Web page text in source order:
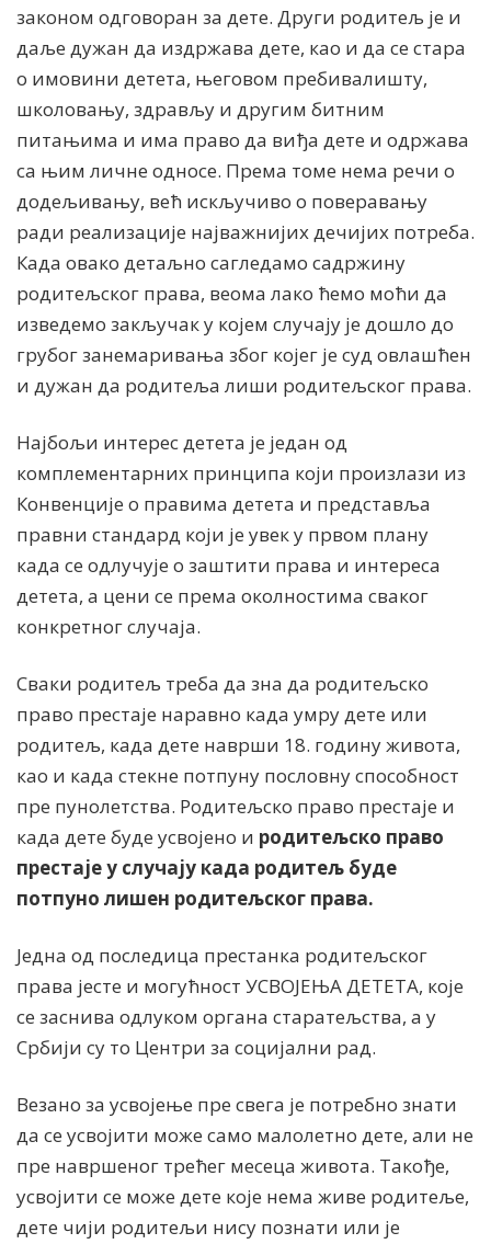
законом одговоран за дете. Други родитељ је и
даље дужан да издржава дете, као и да се стара
о имовини детета, његовом пребивалишту,
школовању, здрављу и другим битним
питањима и има право да виђа дете и одржава
са њим личне односе. Према томе нема речи о
додељивању, већ искључиво о поверавању
ради реализације најважнијих дечијих потреба.
Када овако детаљно сагледамо садржину
родитељског права, веома лако ћемо моћи да
изведемо закључак у којем случају је дошло до
грубог занемаривања због којег је суд овлашћен
и дужан да родитеља лиши родитељског права.
Најбољи интерес детета је један од
комплементарних принципа који произлази из
Конвенције о правима детета и представља
правни стандард који је увек у првом плану
када се одлучује о заштити права и интереса
детета, а цени се према околностима сваког
конкретног случаја.
Сваки родитељ треба да зна да родитељско
право престаје наравно када умру дете или
родитељ, када дете наврши 18. годину живота,
као и када стекне потпуну пословну способност
пре пунолетства. Родитељско право престаје и
када дете буде усвојено и родитељско право
престаје у случају када родитељ буде
потпуно лишен родитељског права.
Једна од последица престанка родитељског
права јесте и могућност УСВОЈЕЊА ДЕТЕТА, које
се заснива одлуком органа старатељства, а у
Србији су то Центри за социјални рад.
Везано за усвојење пре свега је потребно знати
да се усвојити може само малолетно дете, али не
пре навршеног трећег месеца живота. Такође,
усвојити се може дете које нема живе родитеље,
дете чији родитељи нису познати или је